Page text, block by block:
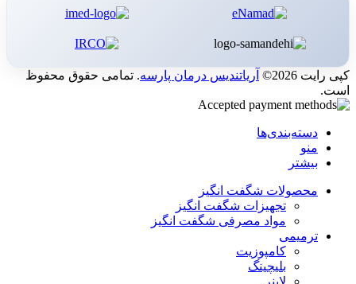
کپی رایت 2026© آریاتندیس درمان پارسه. تمامی حقوق محفوظ
است.
دسته‌بندی‌ها
منو
بیشتر
محصولات شگفت انگیز
تجهیزات شگفت انگیز
مواد مصرفی شگفت انگیز
ترمیمی
کامپوزیت
بلیچینگ
لاینر